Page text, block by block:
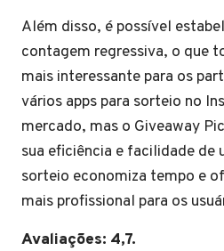
Além disso, é possível
contagem regressiva, o que
mais interessante para os
vários apps para sorteio no
mercado, mas o Giveaway
sua eficiência e facilidade de
sorteio economiza tempo e
mais profissional para os
Avaliações: 4,7.